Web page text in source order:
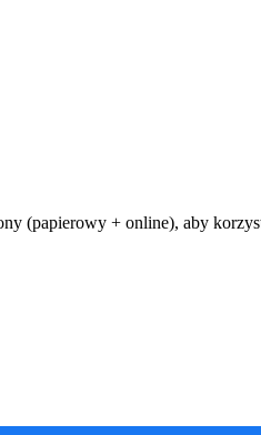
(papierowy + online), aby